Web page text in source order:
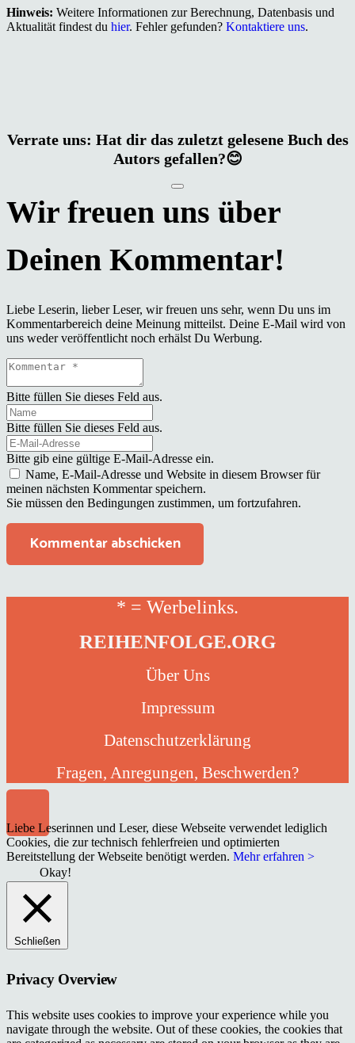
Hinweis: Weitere Informationen zur Berechnung, Datenbasis und
Aktualität findest du hier. Fehler gefunden? Kontaktiere uns.
Verrate uns: Hat dir das zuletzt gelesene Buch des
Autors gefallen?😊
Liebe Leserin, lieber Leser, wir freuen uns sehr, wenn Du uns im
Kommentarbereich deine Meinung mitteilst. Deine E-Mail wird von
uns weder veröffentlicht noch erhälst Du Werbung.
Bitte füllen Sie dieses Feld aus.
Bitte füllen Sie dieses Feld aus.
Bitte gib eine gültige E-Mail-Adresse ein.
Name, E-Mail-Adresse und Website in diesem Browser für
meinen nächsten Kommentar speichern.
Sie müssen den Bedingungen zustimmen, um fortzufahren.
Kommentar abschicken
* = Werbelinks.
REIHENFOLGE.ORG
Über Uns
Impressum
Datenschutzerklärung
Fragen, Anregungen, Beschwerden?
Liebe Leserinnen und Leser, diese Webseite verwendet lediglich
Cookies, die zur technisch fehlerfreien und optimierten
Bereitstellung der Webseite benötigt werden. Mehr erfahren >
Okay!
Schließen
Privacy Overview
This website uses cookies to improve your experience while you
navigate through the website. Out of these cookies, the cookies that